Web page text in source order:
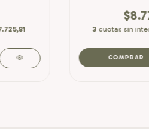
3 cuotas sin
COMPRAR